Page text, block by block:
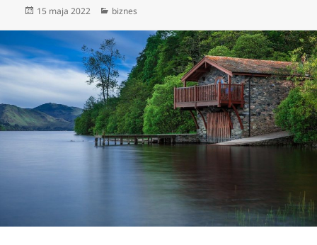
Data
15 maja 2022 Kategorie
biznes